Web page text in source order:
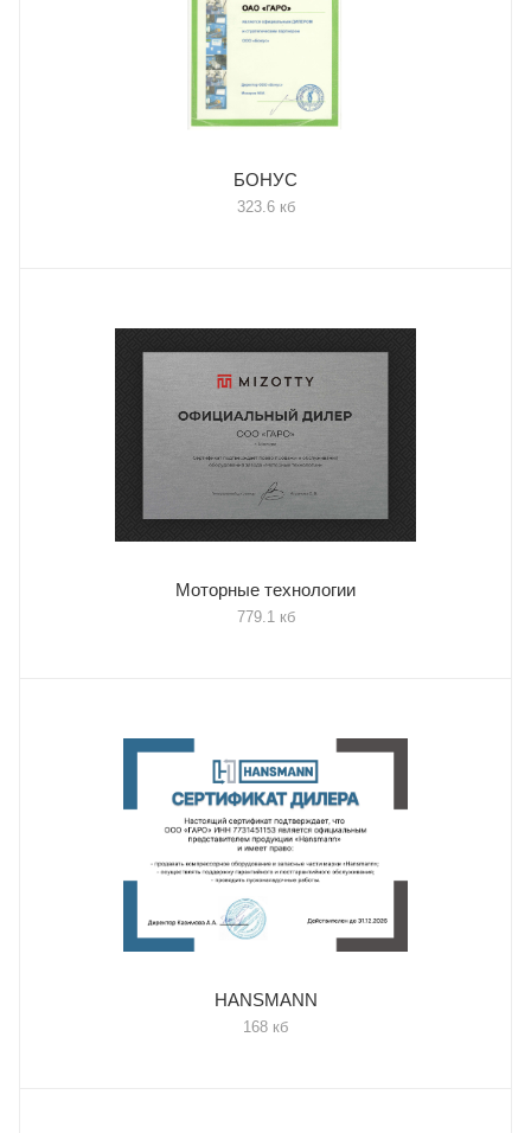
БОНУС
323.6 кб
Моторные технологии
779.1 кб
HANSMANN
168 кб